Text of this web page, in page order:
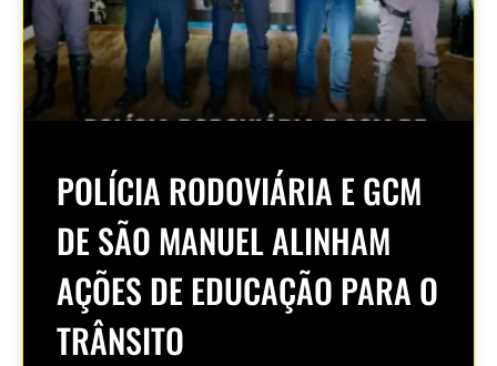
POLÍCIA RODOVIÁRIA E GCM
DE SÃO MANUEL ALINHAM
AÇÕES DE EDUCAÇÃO PARA O
TRÂNSITO